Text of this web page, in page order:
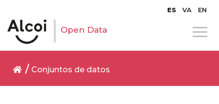
ES VA EN
Open Data
Conjuntos de datos